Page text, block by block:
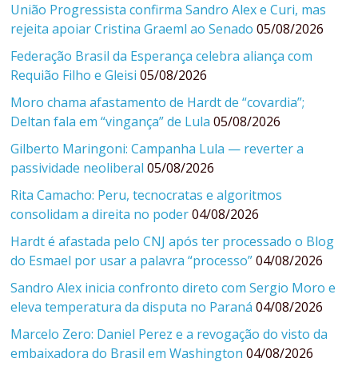
União Progressista confirma Sandro Alex e Curi, mas
rejeita apoiar Cristina Graeml ao Senado 05/08/2026
Federação Brasil da Esperança celebra aliança com
Requião Filho e Gleisi 05/08/2026
Moro chama afastamento de Hardt de “covardia”;
Deltan fala em “vingança” de Lula 05/08/2026
Gilberto Maringoni: Campanha Lula — reverter a
passividade neoliberal 05/08/2026
Rita Camacho: Peru, tecnocratas e algoritmos
consolidam a direita no poder 04/08/2026
Hardt é afastada pelo CNJ após ter processado o Blog
do Esmael por usar a palavra “processo” 04/08/2026
Sandro Alex inicia confronto direto com Sergio Moro e
eleva temperatura da disputa no Paraná 04/08/2026
Marcelo Zero: Daniel Perez e a revogação do visto da
embaixadora do Brasil em Washington 04/08/2026